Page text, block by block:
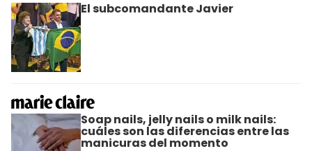
El subcomandante Javier
Soap nails, jelly nails o milk nails:
cuáles son las diferencias entre las
manicuras del momento